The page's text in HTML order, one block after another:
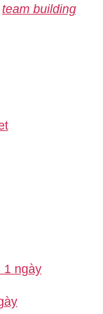
team building
1 ngày